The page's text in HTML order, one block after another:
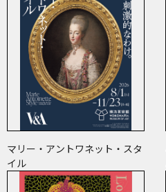
マリー・アントワネット・スタ
イル